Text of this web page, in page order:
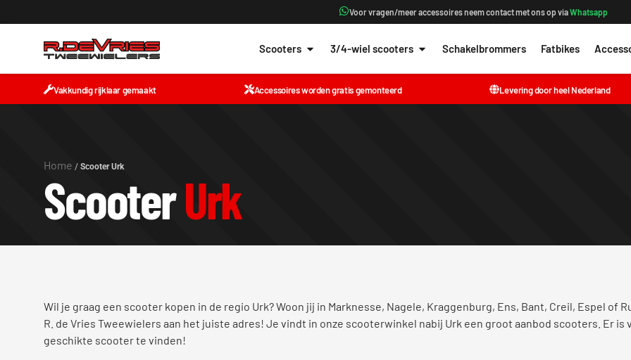
Voor vragen/meer accessoires neem contact met ons op viaWhatsapp
Scooters 3/4-wiel scooters Schakelbrommers Fatbikes
Vakkundig rijklaar gemaakt Accessoires worden gratis gemonteerd Levering door heel Nederland
Home / Scooter Urk
ScooterUrk
Wil je graag een scooter kopen in de regio Urk? Woon jij in Marknesse, Nagele, Kraggenburg, Ens, Bant, Creil, Espel of
R. de Vries Tweewielers aan het juiste adres! Je vindt in onze scooterwinkel nabij Urk een groot aanbod scooters. Er is
geschikte scooter te vinden!